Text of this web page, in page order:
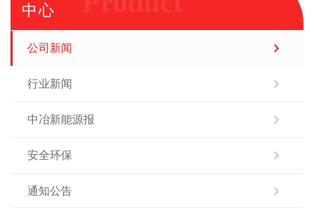
中心
公司新闻
行业新闻
中冶新能源报
安全环保
通知公告